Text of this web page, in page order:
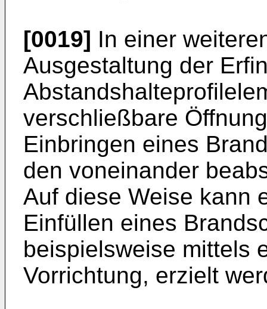
[0019] In einer
Ausgestaltung der
verschließbare
Einbringen eines
den voneinander
Auf diese Weise kann
Einfüllen eines
beispielsweise mittels
Vorrichtung, erzielt